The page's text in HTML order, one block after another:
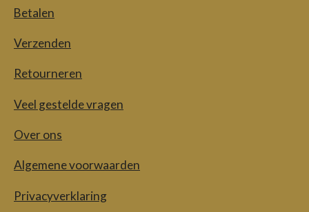
Betalen
Verzenden
Retourneren
Veel gestelde vragen
Over ons
Algemene voorwaarden
Privacyverklaring